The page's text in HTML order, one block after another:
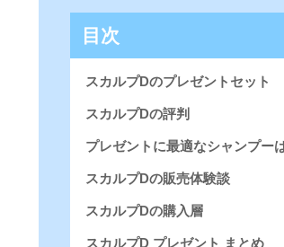
目次
スカルプDのプレゼントセット
スカルプDの評判
プレゼントに最適なシャンプー
スカルプDの販売体験談
スカルプDの購入層
スカルプD プレゼント まとめ